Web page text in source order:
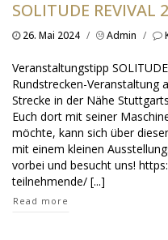
SOLITUDE REVIVAL
26. Mai 2024 / Admin /
Veranstaltungstipp
Rundstrecken-Veranstaltung
Strecke in der Nähe
Euch dort mit seiner
möchte, kann sich über
mit einem kleinen
vorbei und besucht uns!
teilnehmende/ [...]
Read more